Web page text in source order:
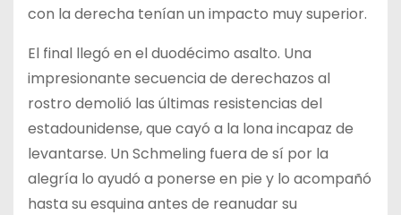
con la derecha tenían un impacto muy superior.
El final llegó en el duodécimo asalto. Una
impresionante secuencia de derechazos al
rostro demolió las últimas resistencias del
estadounidense, que cayó a la lona incapaz de
levantarse. Un Schmeling fuera de sí por la
alegría lo ayudó a ponerse en pie y lo acompañó
hasta su esquina antes de reanudar su